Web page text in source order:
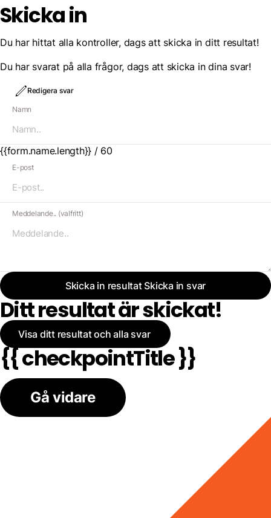
Skicka in
Du har hittat alla kontroller, dags att skicka in ditt resultat!
Du har svarat på alla frågor, dags att skicka in dina svar!
Redigera svar
Namn
{{form.name.length}} / 60
E-post
Meddelande.. (valfritt)
Skicka in resultat Skicka in svar
Ditt resultat är skickat!
Visa ditt resultat och alla svar
{{ checkpointTitle }}
Gå vidare